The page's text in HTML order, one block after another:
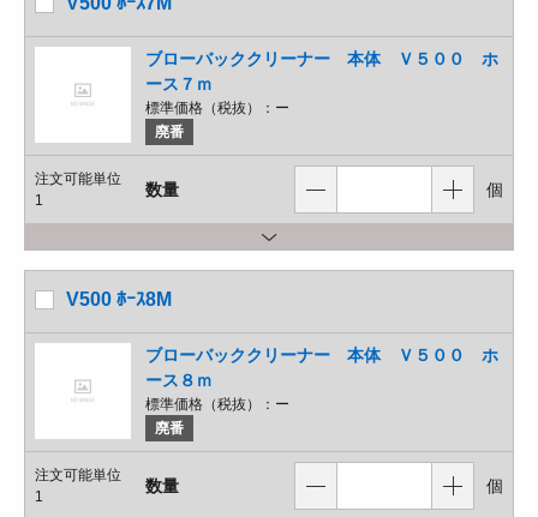
ブローバッククリーナー 本体 Ｖ５００ ホ
ース７ｍ
標準価格（税抜）： ー
廃番
注文可能単位
1
数量 個
V500 ﾎｰｽ8M
ブローバッククリーナー 本体 Ｖ５００ ホ
ース８ｍ
標準価格（税抜）： ー
廃番
注文可能単位
1
数量 個